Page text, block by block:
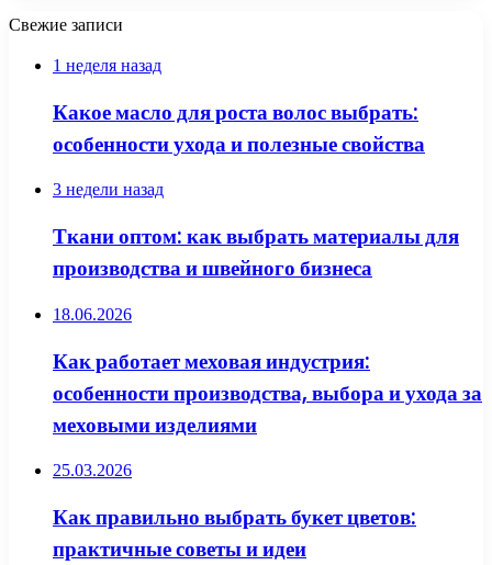
Свежие записи
1 неделя назад
Какое масло для роста волос выбрать:
особенности ухода и полезные свойства
3 недели назад
Ткани оптом: как выбрать материалы для
производства и швейного бизнеса
18.06.2026
Как работает меховая индустрия:
особенности производства, выбора и ухода за
меховыми изделиями
25.03.2026
Как правильно выбрать букет цветов:
практичные советы и идеи